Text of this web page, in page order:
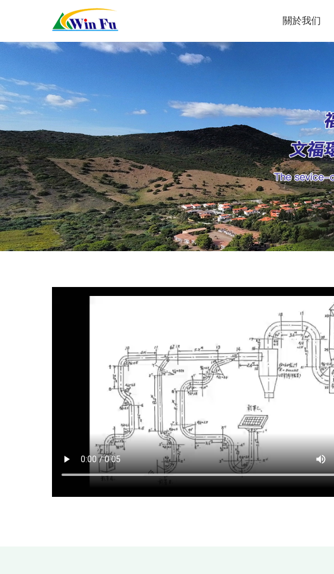
關於我们
於
们
服
項
新
息
聯
我
們
上
預
約
資
料
下
載